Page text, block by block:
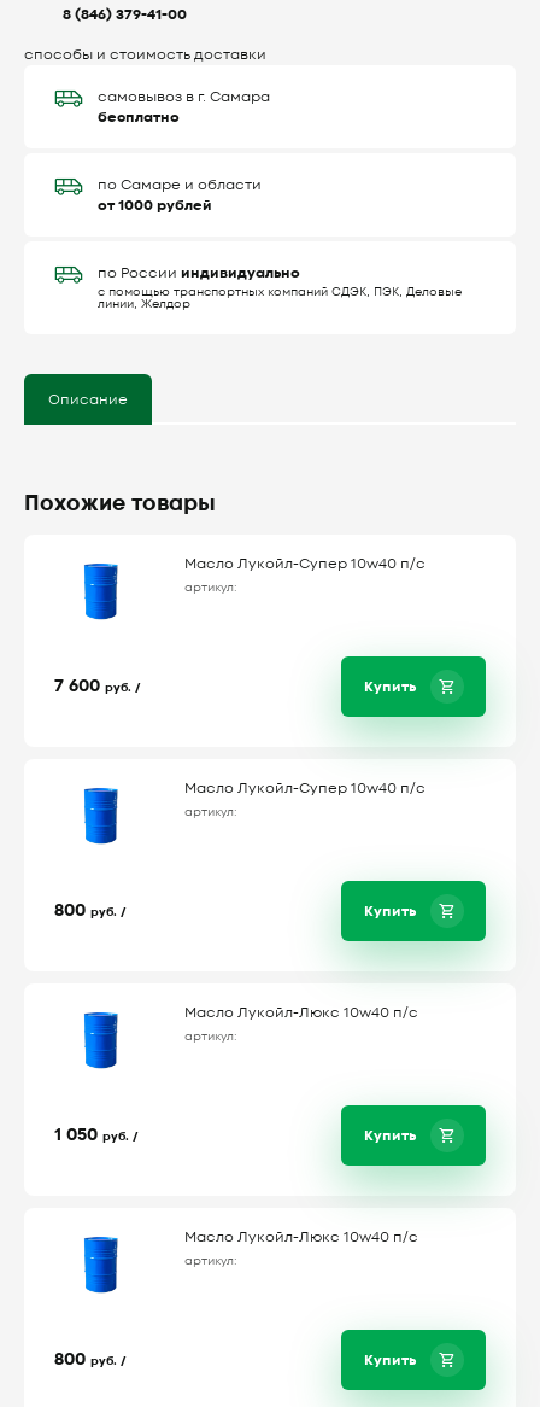
8 (846) 379-41-00
способы и стоимость доставки
самовывоз в г. Самара
бесплатно
по Самаре и области
от 1000 рублей
по России индивидуально
с помощью транспортных компаний СДЭК, ПЭК, Деловые
линии, Желдор
Описание
Похожие товары
Масло Лукойл-Супер 10w40 п/с
артикул:
7 600 руб. / Купить
Масло Лукойл-Супер 10w40 п/с
артикул:
800 руб. / Купить
Масло Лукойл-Люкс 10w40 п/с
артикул:
1 050 руб. / Купить
Масло Лукойл-Люкс 10w40 п/с
артикул:
800 руб. / Купить